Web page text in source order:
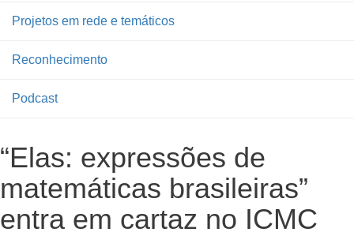
Projetos em rede e temáticos
Reconhecimento
Podcast
“Elas: expressões de
matemáticas brasileiras”
entra em cartaz no ICMC